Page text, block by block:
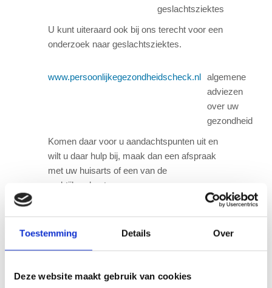
Toestemming Details Over
Deze website maakt gebruik van cookies
geslachtsziektes
U kunt uiteraard ook bij ons terecht voor een
onderzoek naar geslachtsziektes.
www.persoonlijkegezondheidscheck.nl algemene
adviezen
over uw
gezondheid
Komen daar voor u aandachtspunten uit en
wilt u daar hulp bij, maak dan een afspraak
met uw huisarts of een van de
praktijkondersteuners.
Nuttige apps